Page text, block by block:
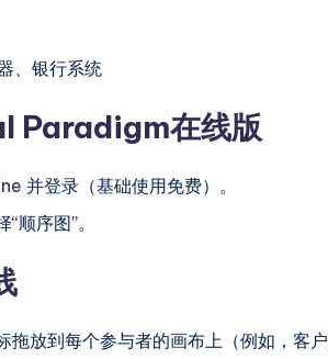
、银行系统
Paradigm在线版
并登录（基础使用免费）。
顺序图”。
拖放到每个参与者的画布上（例如， 客户